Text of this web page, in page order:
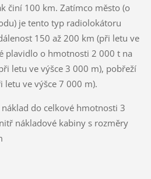
činí 100 km. Zatímco město (o
je tento typ radiolokátoru
150 až 200 km (při letu ve
plavidlo o hmotnosti 2 000 t na
letu ve výšce 3 000 m), pobřeží
letu ve výšce 7 000 m).
do celkové hmotnosti 3
nákladové kabiny s rozměry